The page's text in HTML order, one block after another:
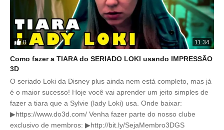
0 11:34
Como fazer a TIARA do SERIADO LOKI usando IMPRESSÃO
3D
O seriado Loki da Disney plus ainda nem está completo, mas já
é o maior sucesso! Hoje você vai aprender um jeito simples de
fazer a tiara que a Sylvie (lady Loki) usa. Onde baixar:
▶https://www.do3d.com/ Venha fazer parte do nosso clube
exclusivo de membros: ▶http://bit.ly/SejaMembro3DGS